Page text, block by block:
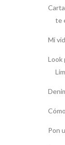
te
Mi
Look
Pon